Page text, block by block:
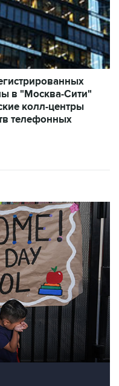
в "Москва-Сити"
колл-центры
телефонных